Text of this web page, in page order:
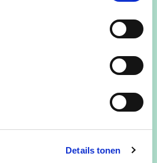
Details tonen
gezellig vertoeven op en
etentje in fijn gezelschap.
verf, klei, stoffen of in
van kunst, cultuur
propere en
gemeente waar iedereen zich